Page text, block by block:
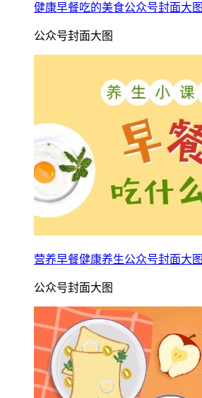
健康早餐吃的美食公众号封面大图
公众号封面大图
营养早餐健康养生公众号封面大图
公众号封面大图